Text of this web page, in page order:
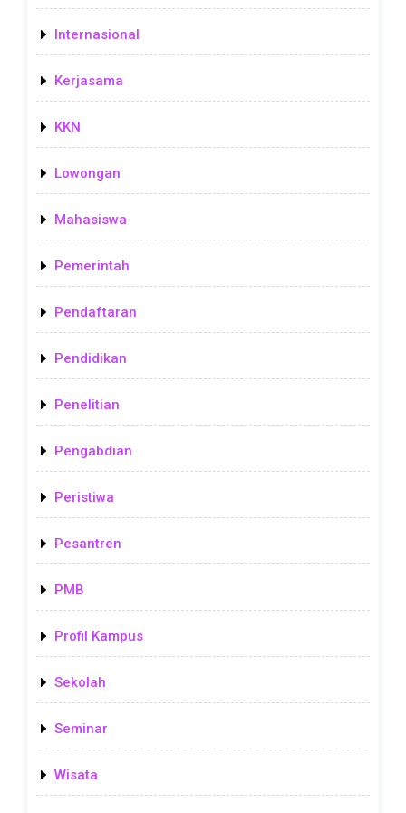
Internasional
Kerjasama
KKN
Lowongan
Mahasiswa
Pemerintah
Pendaftaran
Pendidikan
Penelitian
Pengabdian
Peristiwa
Pesantren
PMB
Profil Kampus
Sekolah
Seminar
Wisata